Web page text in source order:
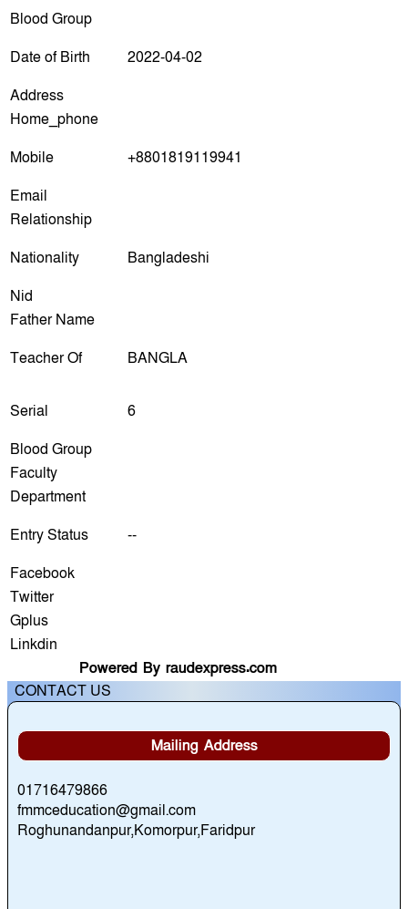
Blood Group
Date of Birth
2022-04-02
Address
Home_phone
Mobile
+8801819119941
Email
Relationship
Nationality
Bangladeshi
Nid
Father Name
Teacher Of
BANGLA
Serial
6
Blood Group
Faculty
Department
Entry Status
--
Facebook
Twitter
Gplus
Linkdin
Powered By raudexpress.com
CONTACT US
Mailing Address
01716479866
fmmceducation@gmail.com
Roghunandanpur,Komorpur,Faridpur